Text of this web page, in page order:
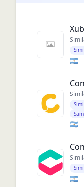
🇦🇷
🇦🇷
🇦🇷